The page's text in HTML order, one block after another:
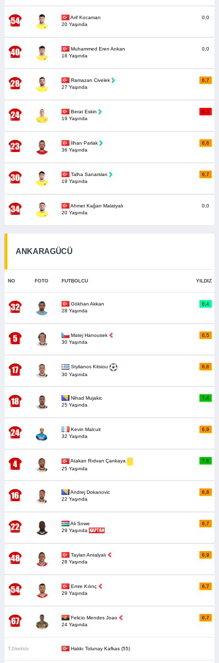
Arif Kocaman
20 Yaşında
0,0
Muhammed Eren Arıkan
18 Yaşında
0,0
Ramazan Civelek
27 Yaşında
6,7
Berat Eskin
19 Yaşında
6,3
İlhan Parlak
36 Yaşında
6,6
Talha Sarıarslan
19 Yaşında
6,7
Ahmet Kağan Malatyalı
20 Yaşında
0,0
ANKARAGÜCÜ
NO FOTO FUTBOLCU YILDIZ
Gökhan Akkan
28 Yaşında
8,4
Matej Hanousek
30 Yaşında
6,5
Stylianos Kitsiou
30 Yaşında
6,6
Nihad Mujakic
25 Yaşında
7,4
Kevin Malcuit
32 Yaşında
6,9
Atakan Rıdvan Çankaya
25 Yaşında
7,6
Andrej Dokanovic
22 Yaşında
6,8
Ali Sowe
29 Yaşında
6,7
Taylan Antalyalı
28 Yaşında
6,9
Emre Kılınç
29 Yaşında
6,7
Felicio Mendes Joao
24 Yaşında
6,7
T.Direktör Hakkı Tolunay Kafkas (55)